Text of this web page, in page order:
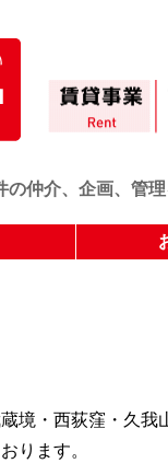
の仲介、企画、管
境・西荻窪・久我
ります。